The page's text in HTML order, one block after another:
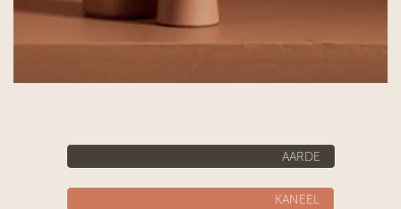
AARDE
KANEEL